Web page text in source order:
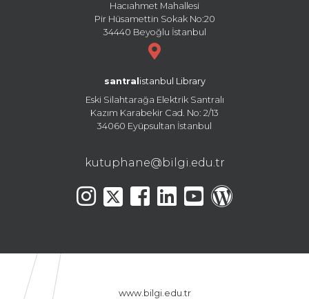
Hacıahmet Mahallesi
Pir Hüsamettin Sokak No:20
34440 Beyoğlu İstanbul
santral istanbul Library
Eski Silahtarağa Elektrik Santralı
Kazım Karabekir Cad. No: 2/13
34060 Eyüpsultan İstanbul
kutuphane@bilgi.edu.tr
www.bilgi.edu.tr